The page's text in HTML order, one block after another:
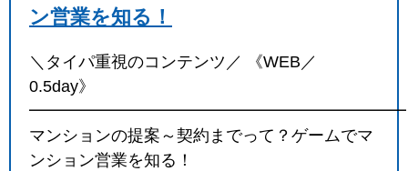
ン営業を知る！
＼タイパ重視のコンテンツ／ 《WEB／
0.5day》
━━━━━━━━━━━━━━━━━━━━━━━
マンションの提案～契約までって？ゲームでマ
ンション営業を知る！